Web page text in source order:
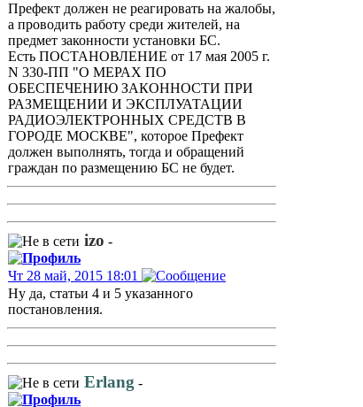
Префект должен не реагировать на жалобы,
а проводить работу среди жителей, на
предмет законности установки БС.
Есть ПОСТАНОВЛЕНИЕ от 17 мая 2005 г.
N 330-ПП "О МЕРАХ ПО
ОБЕСПЕЧЕНИЮ ЗАКОННОСТИ ПРИ
РАЗМЕЩЕНИИ И ЭКСПЛУАТАЦИИ
РАДИОЭЛЕКТРОННЫХ СРЕДСТВ В
ГОРОДЕ МОСКВЕ", которое Префект
должен выполнять, тогда и обращений
граждан по размещению БС не будет.
izo -
Чт 28 май, 2015 18:01
Ну да, статьи 4 и 5 указанного
постановления.
Erlang -